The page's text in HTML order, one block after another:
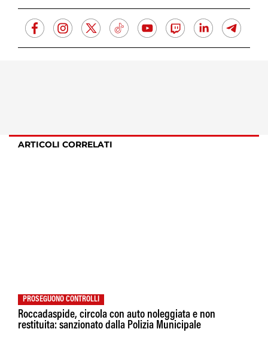
ARTICOLI CORRELATI
PROSEGUONO CONTROLLI
Roccadaspide, circola con auto noleggiata e non
restituita: sanzionato dalla Polizia Municipale